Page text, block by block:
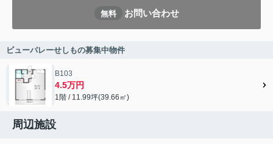
無料 お問い合わせ
ビューパレーせしもの募集中物件
B103
4.5万円
1階 / 11.99坪(39.66㎡)
周辺施設